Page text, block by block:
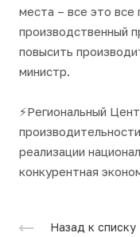
места – все это все
производственный
повысить
министр.
⚡️Региональный
реализации
конкурентная
Назад к списку